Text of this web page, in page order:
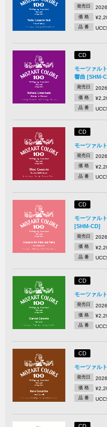
発売日
価 格
品 番
CD
モーツァル
響曲 [SHM-
発売日
価 格
品 番
CD
モーツァル
発売日
価 格
品 番
CD
モーツァル
[SHM-CD]
発売日
価 格
品 番
CD
モーツァル
発売日
価 格
品 番
CD
モーツァル
発売日
価 格
品 番